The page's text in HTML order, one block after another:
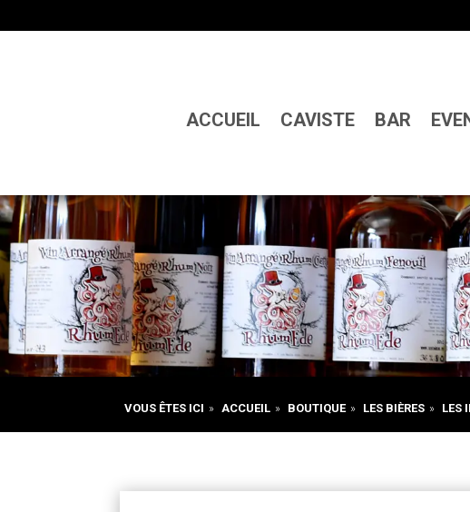
ACCUEIL CAVISTE BAR
VOUS ÊTES ICI » ACCUEIL » BOUTIQUE » LES BIÈRES » LES